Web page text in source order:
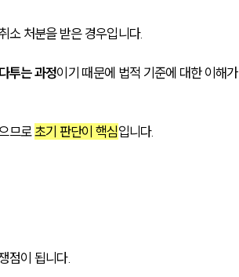
소 처분을 받은 경우입니다.
투는 과정이기 때문에 법적 기준에 대한 이해가
므로 초기 판단이 핵심입니다.
점이 됩니다.